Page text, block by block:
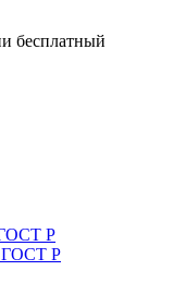
бесплатный
ГОСТ Р
ГОСТ Р